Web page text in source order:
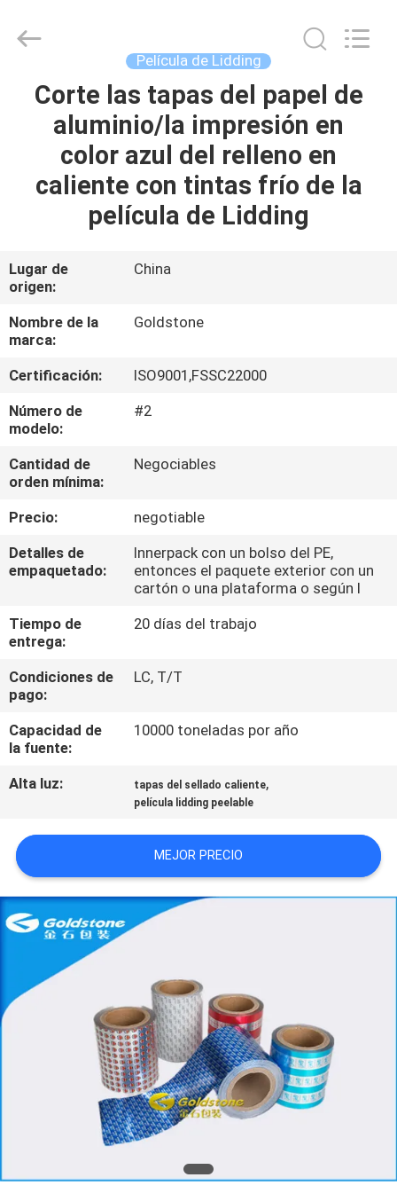
CASA.
PRODUCTOS
VÍDEOS
SOBRE
NOSOTROS
RECORRIDO
POR
LA
CONTROL
CALIDAD
CONTACTA
CON
NOSOTROS
SOLICITAR
CITA
NOTICIAS
sellado
Película de Lidding
Corte las tapas del papel de
aluminio/la impresión en
color azul del relleno en
caliente con tintas frío de la
película de Lidding
Lugar de
origen:
China
Nombre de la
marca:
Goldstone
Certificación:
ISO9001,FSSC22000
Número de
modelo:
#2
Cantidad de
orden mínima:
Negociables
Precio:
negotiable
Detalles de
empaquetado:
Innerpack con un bolso del PE,
entonces el paquete exterior con un
cartón o una plataforma o según l
Tiempo de
entrega:
20 días del trabajo
Condiciones de
pago:
LC, T/T
Capacidad de
la fuente:
10000 toneladas por año
Alta luz: tapas del sellado caliente,
película lidding peelable
MEJOR PRECIO